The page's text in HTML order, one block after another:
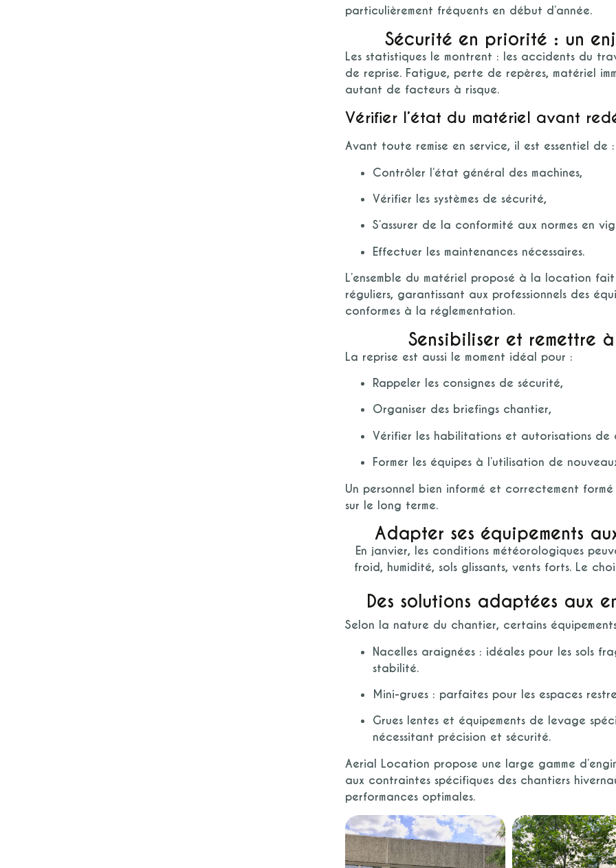
particulièrement fréquents en début d’année.
Sécurité en priorité : un
Les statistiques le montrent : les accidents du
de reprise. Fatigue, perte de repères, matériel
autant de facteurs à risque.
Vérifier l’état du matériel avant
Avant toute remise en service, il est essentiel de :
Contrôler l’état général des machines,
Vérifier les systèmes de sécurité,
S’assurer de la conformité aux normes en
Effectuer les maintenances nécessaires.
L’ensemble du matériel proposé à la location
réguliers, garantissant aux professionnels des
conformes à la réglementation.
Sensibiliser et remettre
La reprise est aussi le moment idéal pour :
Rappeler les consignes de sécurité,
Organiser des briefings chantier,
Vérifier les habilitations et autorisations de
Former les équipes à l’utilisation de
Un personnel bien informé et correctement
sur le long terme.
Adapter ses équipements
En janvier, les conditions météorologiques
froid, humidité, sols glissants, vents forts. Le
Des solutions adaptées aux
Selon la nature du chantier, certains
Nacelles araignées: idéales pour les sols
stabilité.
Mini-grues: parfaites pour les espaces
Grues lentes et équipements de levage
nécessitant précision et sécurité.
Aerial Location propose une large gamme
aux contraintes spécifiques des chantiers
performances optimales.